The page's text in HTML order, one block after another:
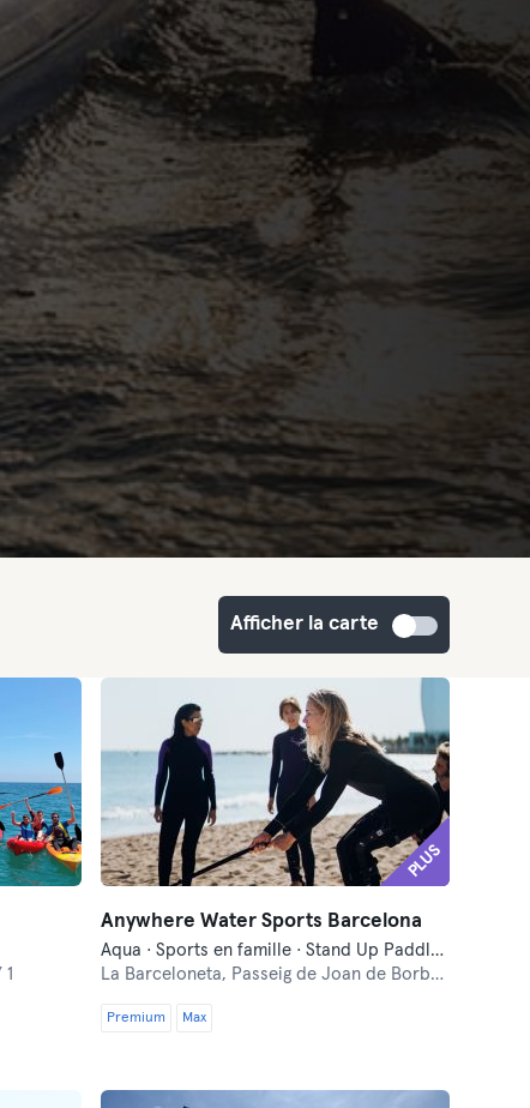
Afficher la carte
PLUS
Anywhere Water Sports Barcelona
Aqua · Sports en famille · Stand Up Paddle · Surf
La Barceloneta, Passeig de Joan de Borbó, 78
Premium Max